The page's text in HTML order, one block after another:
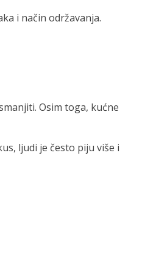
i način održavanja.
Osim toga, kućne
ljudi je često piju više i